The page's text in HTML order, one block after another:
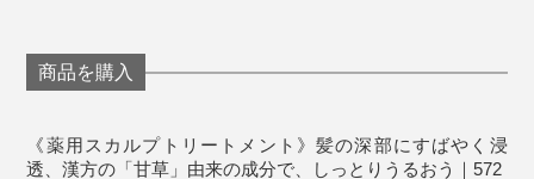
リンスは、若々しくて健康な髪は、指どおりよく、なめ
らかに整えてくれますが、傷んだ髪や、根元から弱った
す。
ンモニウム・イソプロパノール・塩化ジココイルジ
モニオヒドロキシプロピルヒドロキシエチルセルロ
ース・乳酸・アルギニン・ジラウロイルグルタミン
商品を購入
《薬用スカルプトリートメント》髪の深部にすばやく浸
透、漢方の「甘草」由来の成分で、しっとりうるおう｜572